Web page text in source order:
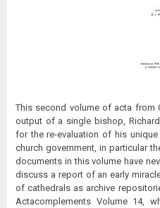
This second volume of acta from
output of a single bishop,
for the re-evaluation of his
church government, in particular
documents in this volume have
discuss a report of an early
of cathedrals as archive
Actacomplements Volume 14,